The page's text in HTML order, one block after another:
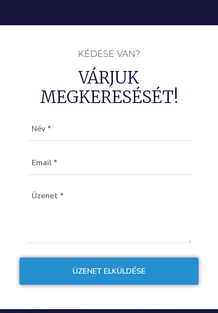
KÉDÉSE VAN?
VÁRJUK
MEGKERESÉSÉT!